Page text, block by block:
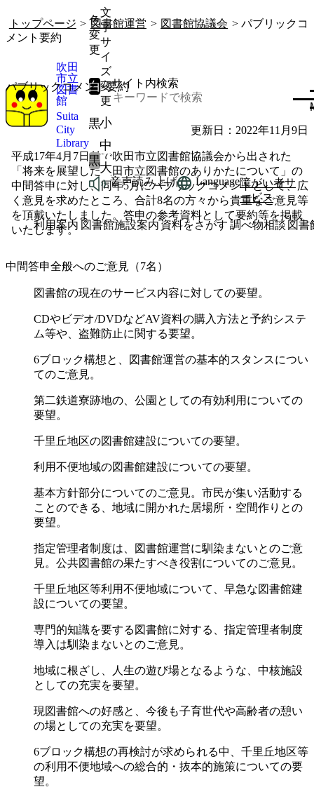
吹田
市立
図書
館
Suita
City
Library
色
変
更
白
黒
黒
文
字
サ
イ
ズ
変
更
小
中
大
サイト内検索
音声読み上げ Language障がい者サ
ービス
利用案内 図書館施設案内 資料をさがす 調べ物相談 図書
トップページ >図書館運営 > 図書館協議会 > パブリックコ
メント要約
パブリックコメント要約
更新日：2022年11月9日
平成17年4月7日付で吹田市立図書館協議会から出された
「将来を展望した吹田市立図書館のありかたについて」の
中間答申に対し、同年5月にパブリックコメントとして、広
く意見を求めたところ、合計8名の方々から貴重なご意見等
を頂戴いたしました。答申の参考資料として要約等を掲載
いたします。
中間答申全般へのご意見（7名）
図書館の現在のサービス内容に対しての要望。
CDやビデオ/DVDなどAV資料の購入方法と予約システ
ム等や、盗難防止に関する要望。
6ブロック構想と、図書館運営の基本的スタンスについ
てのご意見。
第二鉄道寮跡地の、公園としての有効利用についての
要望。
千里丘地区の図書館建設についての要望。
利用不便地域の図書館建設についての要望。
基本方針部分についてのご意見。市民が集い活動する
ことのできる、地域に開かれた居場所・空間作りとの
要望。
指定管理者制度は、図書館運営に馴染まないとのご意
見。公共図書館の果たすべき役割についてのご意見。
千里丘地区等利用不便地域について、早急な図書館建
設についての要望。
専門的知識を要する図書館に対する、指定管理者制度
導入は馴染まないとのご意見。
地域に根ざし、人生の遊び場となるような、中核施設
としての充実を要望。
現図書館への好感と、今後も子育世代や高齢者の憩い
の場としての充実を要望。
6ブロック構想の再検討が求められる中、千里丘地区等
の利用不便地域への総合的・抜本的施策についての要
望。